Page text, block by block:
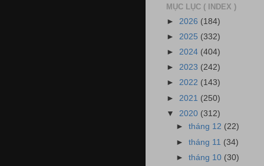
MỤC LỤC ( INDEX )
► 2026 (184)
► 2025 (332)
► 2024 (404)
► 2023 (242)
► 2022 (143)
► 2021 (250)
▼ 2020 (312)
►tháng 12 (22)
►tháng 11 (34)
►tháng 10 (30)